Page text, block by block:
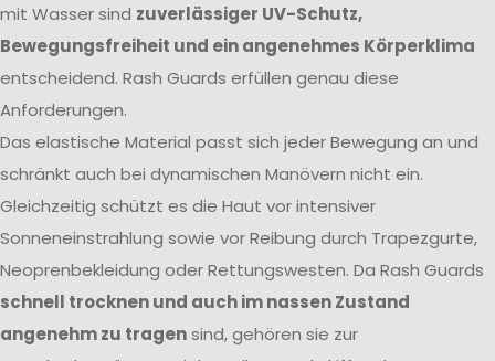
mit Wasser sind zuverlässiger UV-Schutz,
Bewegungsfreiheit und ein angenehmes Körperklima
entscheidend. Rash Guards erfüllen genau diese
Anforderungen.
Das elastische Material passt sich jeder Bewegung an und
schränkt auch bei dynamischen Manövern nicht ein.
Gleichzeitig schützt es die Haut vor intensiver
Sonneneinstrahlung sowie vor Reibung durch Trapezgurte,
Neoprenbekleidung oder Rettungswesten. Da Rash Guards
schnell trocknen und auch im nassen Zustand
angenehm zu tragensind, gehören sie zur